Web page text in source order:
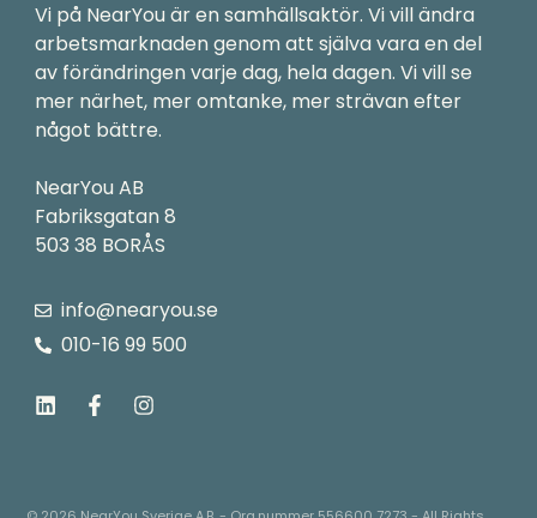
Vi på NearYou är en samhällsaktör. Vi vill ändra
arbetsmarknaden genom att själva vara en del
av förändringen varje dag, hela dagen. Vi vill se
mer närhet, mer omtanke, mer strävan efter
något bättre.
NearYou AB
Fabriksgatan 8
503 38 BORÅS
info@nearyou.se
010-16 99 500
i
n
a
c
n
s